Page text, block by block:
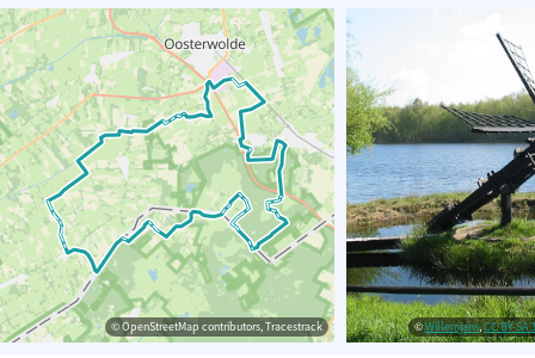
© OpenStreetMap contributors, Tracestrack ©Willemjans,CC BY-SA